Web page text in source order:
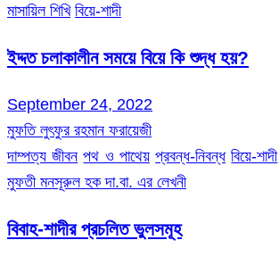
মাসায়িল শিখি বিয়ে-শাদী
ইদ্দত চলাকালীন সময়ে বিয়ে কি শুদ্ধ হয়?
September 24, 2022
মুফতি লুৎফুর রহমান ফরায়েজী
দাম্পত্য জীবন পথ ও পাথেয় প্রবন্ধ-নিবন্ধ বিয়ে-শাদী
মুফতী মনসূরুল হক দা.বা. এর লেখনী
বিবাহ-শাদীর প্রচলিত ভুলসমূহ